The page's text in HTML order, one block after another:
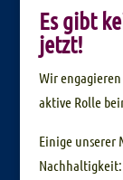
Es gibt
jetzt!
Wir
aktive Rolle
Einige unserer
Nachhaltigkeit: